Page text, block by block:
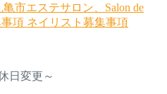
市エステサロン、Salon de
項 ネイリスト募集事項
日変更～